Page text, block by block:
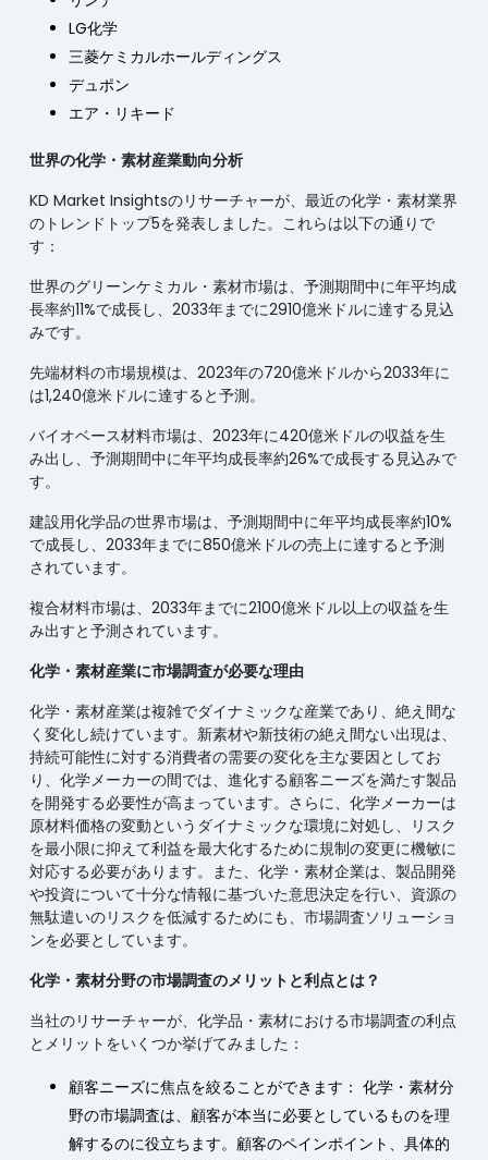
LG化学
三菱ケミカルホールディングス
デュポン
エア・リキード
世界の化学・素材産業動向分析
KD Market Insightsのリサーチャーが、最近の化学・素材業界
のトレンドトップ5を発表しました。これらは以下の通りで
す：
世界のグリーンケミカル・素材市場は、予測期間中に年平均成
長率約11%で成長し、2033年までに2910億米ドルに達する見込
みです。
先端材料の市場規模は、2023年の720億米ドルから2033年に
は1,240億米ドルに達すると予測。
バイオベース材料市場は、2023年に420億米ドルの収益を生
み出し、予測期間中に年平均成長率約26%で成長する見込みで
す。
建設用化学品の世界市場は、予測期間中に年平均成長率約10%
で成長し、2033年までに850億米ドルの売上に達すると予測
されています。
複合材料市場は、2033年までに2100億米ドル以上の収益を生
み出すと予測されています。
化学・素材産業に市場調査が必要な理由
化学・素材産業は複雑でダイナミックな産業であり、絶え間な
く変化し続けています。新素材や新技術の絶え間ない出現は、
持続可能性に対する消費者の需要の変化を主な要因としてお
り、化学メーカーの間では、進化する顧客ニーズを満たす製品
を開発する必要性が高まっています。さらに、化学メーカーは
原材料価格の変動というダイナミックな環境に対処し、リスク
を最小限に抑えて利益を最大化するために規制の変更に機敏に
対応する必要があります。また、化学・素材企業は、製品開発
や投資について十分な情報に基づいた意思決定を行い、資源の
無駄遣いのリスクを低減するためにも、市場調査ソリューショ
ンを必要としています。
化学・素材分野の市場調査のメリットと利点とは？
当社のリサーチャーが、化学品・素材における市場調査の利点
とメリットをいくつか挙げてみました：
顧客ニーズに焦点を絞ることができます： 化学・素材分
野の市場調査は、顧客が本当に必要としているものを理
解するのに役立ちます。顧客のペインポイント、具体的